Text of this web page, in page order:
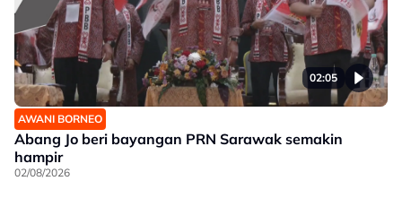
02:05
AWANI BORNEO
Abang Jo beri bayangan PRN Sarawak semakin
hampir
02/08/2026